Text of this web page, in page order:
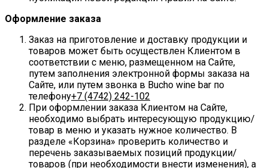
Оформление заказа
Заказ на приготовление и доставку продукции и
товаров может быть осуществлен Клиентом в
соответствии с меню, размещенном на Сайте,
путем заполнения электронной формы заказа на
Сайте, или путем звонка в Bucho wine bar по
телефону+7 (4742) 242-102
При оформлении заказа Клиентом на Сайте,
необходимо выбрать интересующую продукцию/
товар в меню и указать нужное количество. В
разделе «Корзина» проверить количество и
перечень заказываемых позиций продукции/
товаров (при необходимости внести изменения), а